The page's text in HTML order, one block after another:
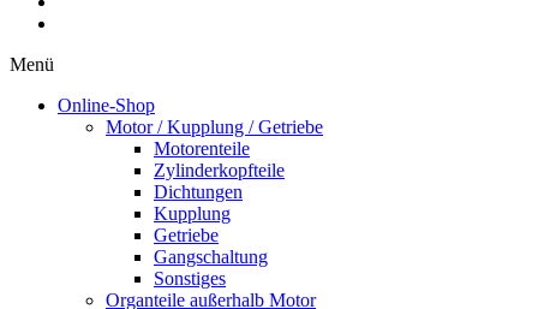
Menü
Online-Shop
Motor / Kupplung / Getriebe
Motorenteile
Zylinderkopfteile
Dichtungen
Kupplung
Getriebe
Gangschaltung
Sonstiges
Organteile außerhalb Motor